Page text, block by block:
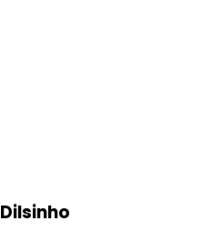
Dilsinho